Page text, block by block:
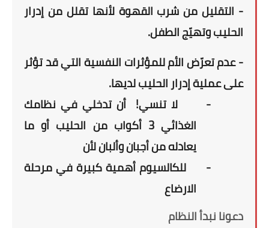
- التقليل من شرب القهوة لأنها تقلل من إدرار
الحليب وتهيّج الطفل.
- عدم تعرّض الأم للمؤثرات النفسية التي قد تؤثر
على عملية إدرار الحليب لديها.
-
لا تنسي! أن تدخلي في نظامك
الغذائي 3 أكواب من الحليب أو ما
يعادله من أجبان وألبان لأن
-
للكالسيوم أهمية كبيرة في مرحلة
الارضاع
دعونا نبدأ النظام